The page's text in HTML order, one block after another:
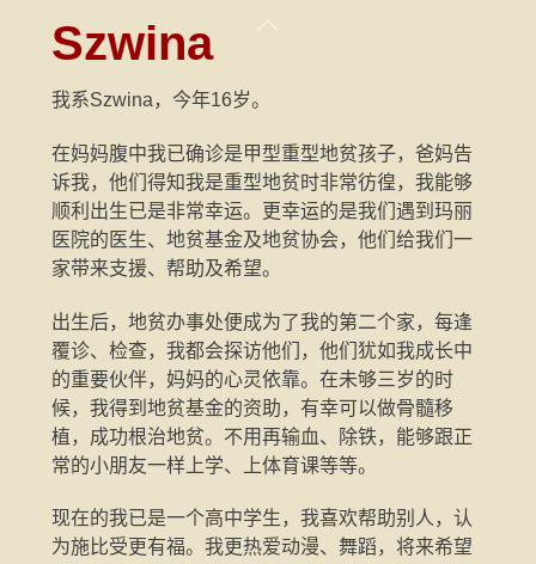
Szwina
我系Szwina，今年16岁。
在妈妈腹中我已确诊是甲型重型地贫孩子，爸妈告
诉我，他们得知我是重型地贫时非常彷徨，我能够
顺利出生已是非常幸运。更幸运的是我们遇到玛丽
医院的医生、地贫基金及地贫协会，他们给我们一
家带来支援、帮助及希望。
出生后，地贫办事处便成为了我的第二个家，每逢
覆诊、检查，我都会探访他们，他们犹如我成长中
的重要伙伴，妈妈的心灵依靠。在未够三岁的时
候，我得到地贫基金的资助，有幸可以做骨髓移
植，成功根治地贫。不用再输血、除铁，能够跟正
常的小朋友一样上学、上体育课等等。
现在的我已是一个高中学生，我喜欢帮助别人，认
为施比受更有福。我更热爱动漫、舞蹈，将来希望
Back